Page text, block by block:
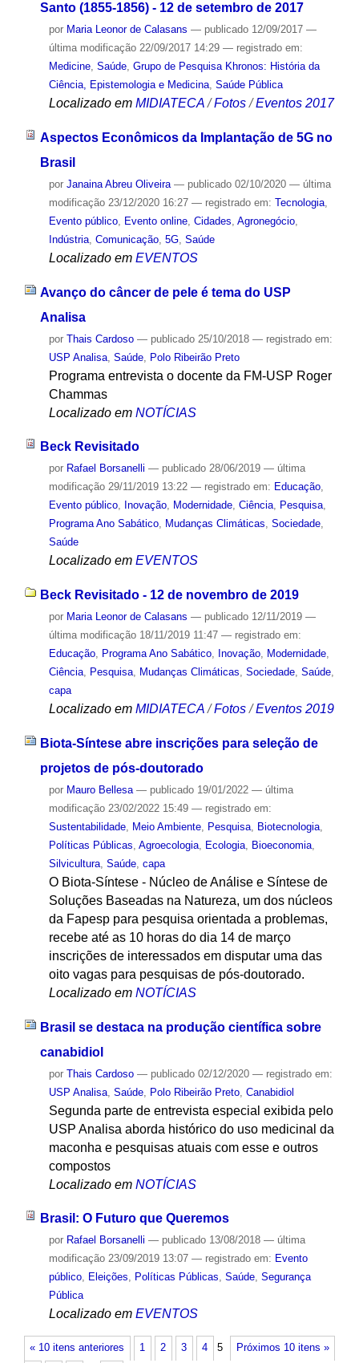
Santo (1855-1856) - 12 de setembro de 2017
por Maria Leonor de Calasans — publicado12/09/2017 —
última modificação22/09/2017 14:29 — registrado em:
Medicine, Saúde, Grupo de Pesquisa Khronos: História da
Ciência, Epistemologia e Medicina, Saúde Pública
Localizado em MIDIATECA /Fotos /Eventos 2017
Aspectos Econômicos da Implantação de 5G no
Brasil
por Janaina Abreu Oliveira — publicado02/10/2020 — última
modificação23/12/2020 16:27 — registrado em: Tecnologia,
Evento público, Evento online, Cidades, Agronegócio,
Indústria, Comunicação, 5G, Saúde
Localizado em EVENTOS
Avanço do câncer de pele é tema do USP
Analisa
por Thais Cardoso — publicado25/10/2018 — registrado em:
USP Analisa, Saúde, Polo Ribeirão Preto
Programa entrevista o docente da FM-USP Roger
Chammas
Localizado em NOTÍCIAS
Beck Revisitado
por Rafael Borsanelli — publicado28/06/2019 — última
modificação29/11/2019 13:22 — registrado em: Educação,
Evento público, Inovação, Modernidade, Ciência, Pesquisa,
Programa Ano Sabático, Mudanças Climáticas, Sociedade,
Saúde
Localizado em EVENTOS
Beck Revisitado - 12 de novembro de 2019
por Maria Leonor de Calasans — publicado12/11/2019 —
última modificação18/11/2019 11:47 — registrado em:
Educação, Programa Ano Sabático, Inovação, Modernidade,
Ciência, Pesquisa, Mudanças Climáticas, Sociedade, Saúde,
capa
Localizado em MIDIATECA /Fotos /Eventos 2019
Biota-Síntese abre inscrições para seleção de
projetos de pós-doutorado
por Mauro Bellesa — publicado19/01/2022 — última
modificação23/02/2022 15:49 — registrado em:
Sustentabilidade, Meio Ambiente, Pesquisa, Biotecnologia,
Políticas Públicas Agroecologia, Ecologia, Bioeconomia,
Silvicultura, Saúde, capa
O Biota-Síntese - Núcleo de Análise e Síntese de
Soluções Baseadas na Natureza, um dos núcleos
da Fapesp para pesquisa orientada a problemas,
recebe até as 10 horas do dia 14 de março
inscrições de interessados em disputar uma das
oito vagas para pesquisas de pós-doutorado.
Localizado em NOTÍCIAS
Brasil se destaca na produção científica sobre
canabidiol
por Thais Cardoso — publicado02/12/2020 — registrado em:
USP Analisa, Saúde, Polo Ribeirão Preto, Canabidiol
Segunda parte de entrevista especial exibida pelo
USP Analisa aborda histórico do uso medicinal da
maconha e pesquisas atuais com esse e outros
compostos
Localizado em NOTÍCIAS
Brasil: O Futuro que Queremos
por Rafael Borsanelli — publicado13/08/2018 — última
modificação23/09/2019 13:07 — registrado em: Evento
público, Eleições, Políticas Públicas, Saúde, Segurança
Pública
Localizado em EVENTOS
« 10 itens anteriores Próximos 10 itens »
1 2 3 4 5